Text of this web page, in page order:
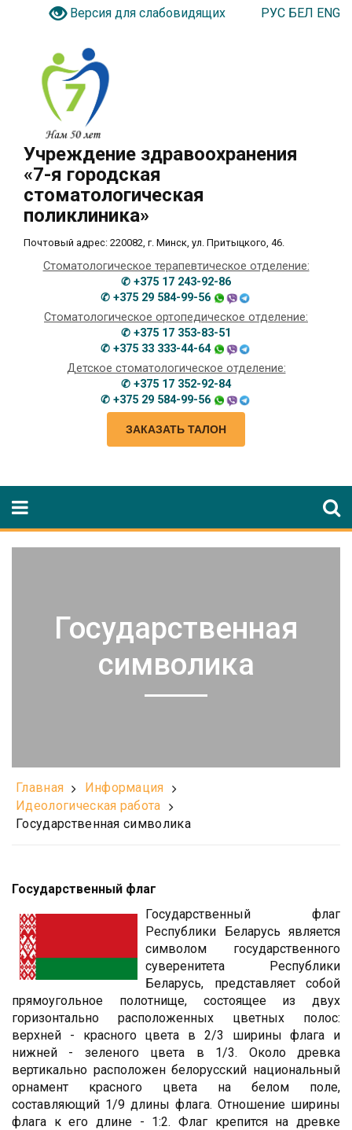
Версия для слабовидящих РУС БЕЛ ENG
Учреждение здравоохранения
«7-я городская
стоматологическая
поликлиника»
Почтовый адрес: 220082, г. Минск, ул. Притыцкого, 46.
Стоматологическое терапевтическое отделение:
✆ +375 17 243-92-86
✆ +375 29 584-99-56
Стоматологическое ортопедическое отделение:
✆ +375 17 353-83-51
✆ +375 33 333-44-64
Детское стоматологическое отделение:
✆ +375 17 352-92-84
✆ +375 29 584-99-56
ЗАКАЗАТЬ ТАЛОН
Государственная
символика
Главная
Информация
Идеологическая работа
Государственная символика
Государственный флаг
Государственный флаг
Республики Беларусь является
символом государственного
суверенитета Республики
Беларусь, представляет собой
прямоугольное полотнище, состоящее из двух
горизонтально расположенных цветных полос:
верхней - красного цвета в 2/3 ширины флага и
нижней - зеленого цвета в 1/3. Около древка
вертикально расположен белорусский национальный
орнамент красного цвета на белом поле,
составляющий 1/9 длины флага. Отношение ширины
флага к его длине - 1:2. Флаг крепится на древке